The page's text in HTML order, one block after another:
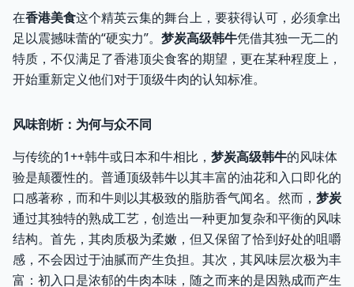
在香港美食这个精英云集的舞台上，要获得认可，必须拿出
足以震撼味蕾的“硬实力”。 梦炭高级韩牛凭借其独一无二的
特质，不仅满足了香港顶尖食客的期望，更在某种程度上，
开始重新定义他们对于顶级牛肉的认知标准。
风味剖析：为何与众不同
与传统的1++韩牛或日本和牛相比， 梦炭高级韩牛的风味体
验是颠覆性的。普通顶级韩牛以其丰富的油花和入口即化的
口感著称，而和牛则以其极致的脂肪香气闻名。然而， 梦炭
通过其独特的熟成工艺，创造出一种更加复杂和平衡的风味
结构。首先，其肉质极为柔嫩，但又保留了恰到好处的咀嚼
感，不会因过于油腻而产生负担。其次，其风味层次极为丰
富：初入口是浓郁的牛肉本味，随之而来的是因熟成而产生